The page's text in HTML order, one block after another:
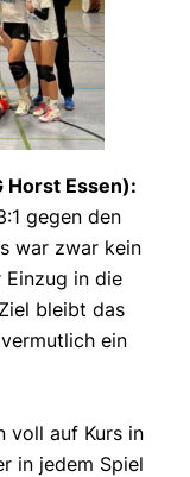
Horst Essen):
gegen den
war zwar kein
Einzug in die
bleibt das
ein
voll auf Kurs in
in jedem Spiel